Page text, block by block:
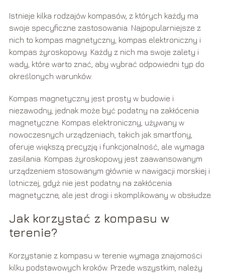
Istnieje kilka rodzajów kompasów, z których każdy ma
swoje specyficzne zastosowania. Najpopularniejsze z
nich to kompas magnetyczny, kompas elektroniczny i
kompas żyroskopowy. Każdy z nich ma swoje zalety i
wady, które warto znać, aby wybrać odpowiedni typ do
określonych warunków.
Kompas magnetyczny jest prosty w budowie i
niezawodny, jednak może być podatny na zakłócenia
magnetyczne. Kompas elektroniczny, używany w
nowoczesnych urządzeniach, takich jak smartfony,
oferuje większą precyzję i funkcjonalność, ale wymaga
zasilania. Kompas żyroskopowy jest zaawansowanym
urządzeniem stosowanym głównie w nawigacji morskiej i
lotniczej, gdyż nie jest podatny na zakłócenia
magnetyczne, ale jest drogi i skomplikowany w obsłudze.
Jak korzystać z kompasu w
terenie?
Korzystanie z kompasu w terenie wymaga znajomości
kilku podstawowych kroków. Przede wszystkim, należy